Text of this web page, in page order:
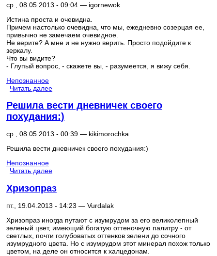
ср., 08.05.2013 - 09:04 — igornewok
Истина проста и очевидна.
Причем настолько очевидна, что мы, ежедневно созерцая ее,
привычно не замечаем очевидное.
Не верите? А мне и не нужно верить. Просто подойдите к
зеркалу.
Что вы видите?
- Глупый вопрос, - скажете вы, - разумеется, я вижу себя.
Непознанное
Читать далее
Решила вести дневничек своего
похудания:)
ср., 08.05.2013 - 00:39 — kikimorochka
Решила вести дневничек своего похудания:)
Непознанное
Читать далее
Хризопраз
пт., 19.04.2013 - 14:23 — Vurdalak
Хризопраз иногда путают с изумрудом за его великолепный
зеленый цвет, имеющий богатую оттеночную палитру - от
светлых, почти голубоватых оттенков зелени до сочного
изумрудного цвета. Но с изумрудом этот минерал похож только
цветом, на деле он относится к халцедонам.